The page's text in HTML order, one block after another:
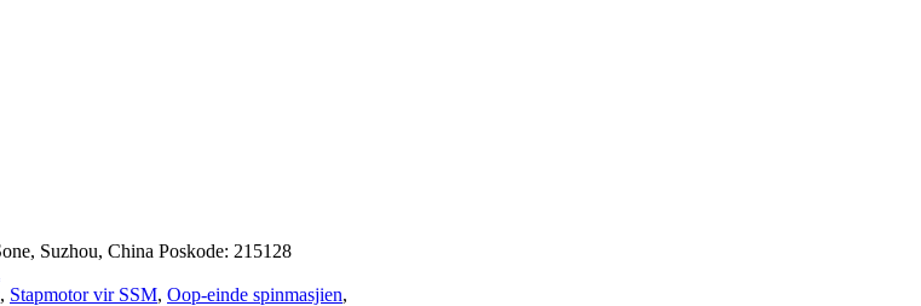
Suzhou, China Poskode: 215128
, Stapmotor vir SSM, Oop-einde spinmasjien,